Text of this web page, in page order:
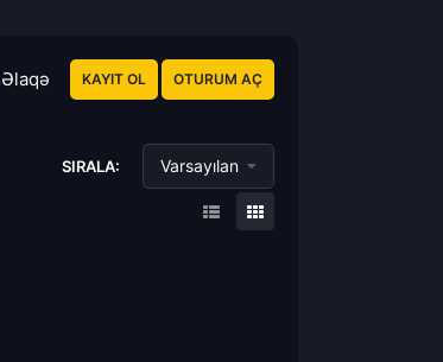
Əlaqə KAYIT OL OTURUM AÇ
SIRALA: Varsayılan